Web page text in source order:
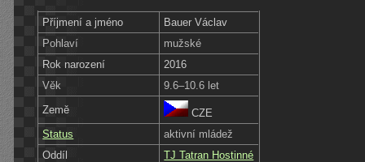
Příjmení a jméno
Bauer Václav
Pohlaví
mužské
Rok narození
2016
Věk
9.6–10.6 let
Země
CZE
Status
aktivní mládež
Oddíl
TJ Tatran Hostinné